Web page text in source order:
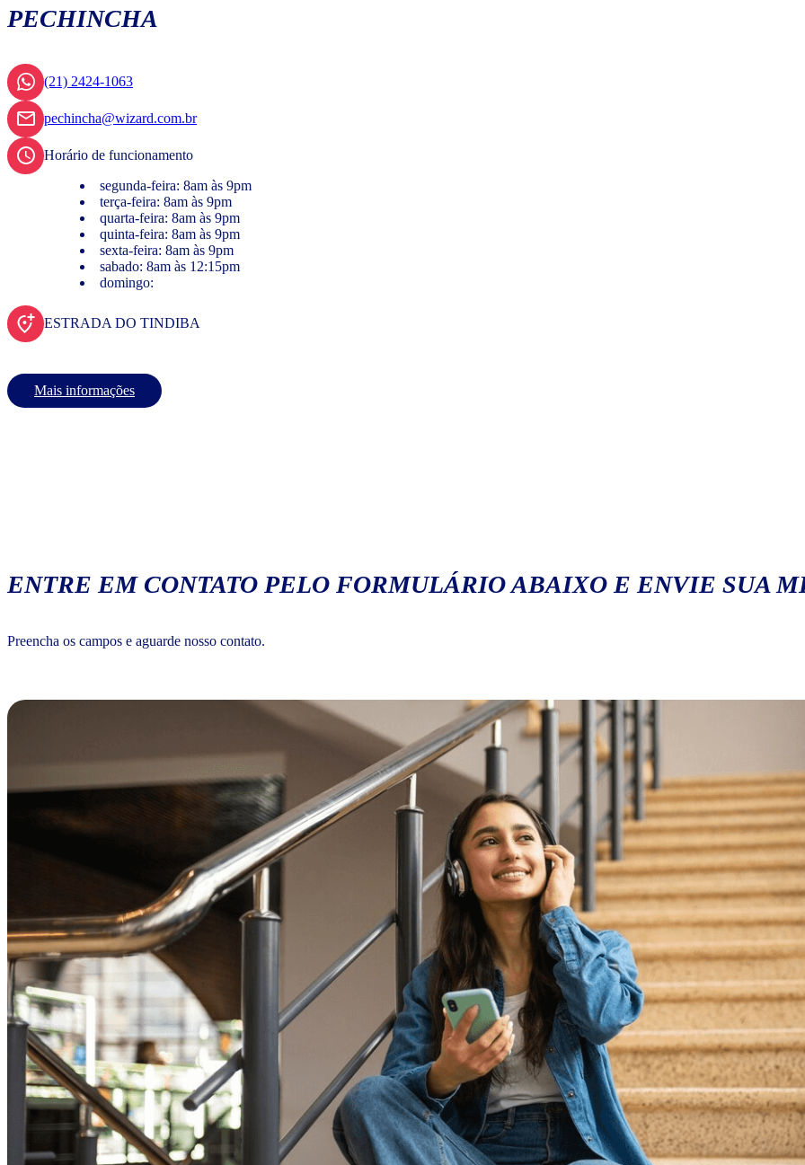
PECHINCHA
(21) 2424-1063
pechincha@wizard.com.br
Horário de funcionamento
segunda-feira: 8am às 9pm
terça-feira: 8am às 9pm
quarta-feira: 8am às 9pm
quinta-feira: 8am às 9pm
sexta-feira: 8am às 9pm
sabado: 8am às 12:15pm
domingo:
ESTRADA DO TINDIBA
Mais informações
ENTRE EM CONTATO PELO FORMULÁRIO ABAIXO E ENVIE SUA
Preencha os campos e aguarde nosso contato.